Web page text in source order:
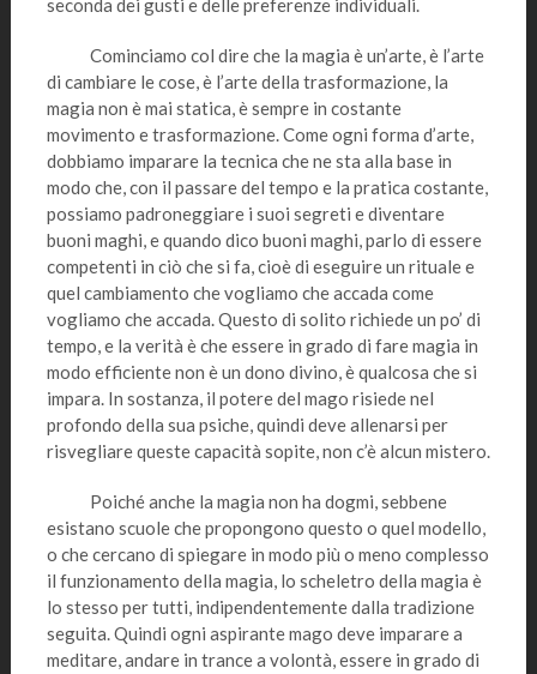
seconda dei gusti e delle preferenze individuali.
Cominciamo col dire che la magia è un’arte, è l’arte
di cambiare le cose, è l’arte della trasformazione, la
magia non è mai statica, è sempre in costante
movimento e trasformazione. Come ogni forma d’arte,
dobbiamo imparare la tecnica che ne sta alla base in
modo che, con il passare del tempo e la pratica costante,
possiamo padroneggiare i suoi segreti e diventare
buoni maghi, e quando dico buoni maghi, parlo di essere
competenti in ciò che si fa, cioè di eseguire un rituale e
quel cambiamento che vogliamo che accada come
vogliamo che accada. Questo di solito richiede un po’ di
tempo, e la verità è che essere in grado di fare magia in
modo efficiente non è un dono divino, è qualcosa che si
impara. In sostanza, il potere del mago risiede nel
profondo della sua psiche, quindi deve allenarsi per
risvegliare queste capacità sopite, non c’è alcun mistero.
Poiché anche la magia non ha dogmi, sebbene
esistano scuole che propongono questo o quel modello,
o che cercano di spiegare in modo più o meno complesso
il funzionamento della magia, lo scheletro della magia è
lo stesso per tutti, indipendentemente dalla tradizione
seguita. Quindi ogni aspirante mago deve imparare a
meditare, andare in trance a volontà, essere in grado di